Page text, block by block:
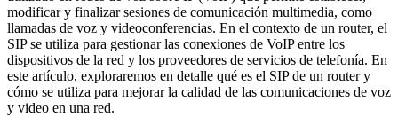
modificar y finalizar sesiones de comunicación multimedia, como
llamadas de voz y videoconferencias. En el contexto de un router, el
SIP se utiliza para gestionar las conexiones de VoIP entre los
dispositivos de la red y los proveedores de servicios de telefonía. En
este artículo, exploraremos en detalle qué es el SIP de un router y
cómo se utiliza para mejorar la calidad de las comunicaciones de voz
y video en una red.